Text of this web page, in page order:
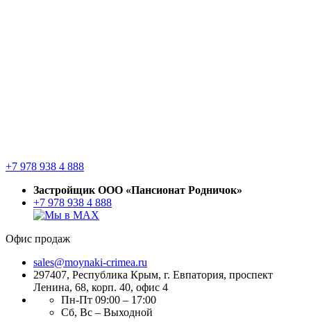
+7 978 938 4 888
Застройщик ООО «Пансионат Родничок»
+7 978 938 4 888
Офис продаж
sales@moynaki-crimea.ru
297407, Республика Крым, г. Евпатория, проспект
Ленина, 68, корп. 40, офис 4
Пн-Пт 09:00 – 17:00
Сб, Вс – Выходной